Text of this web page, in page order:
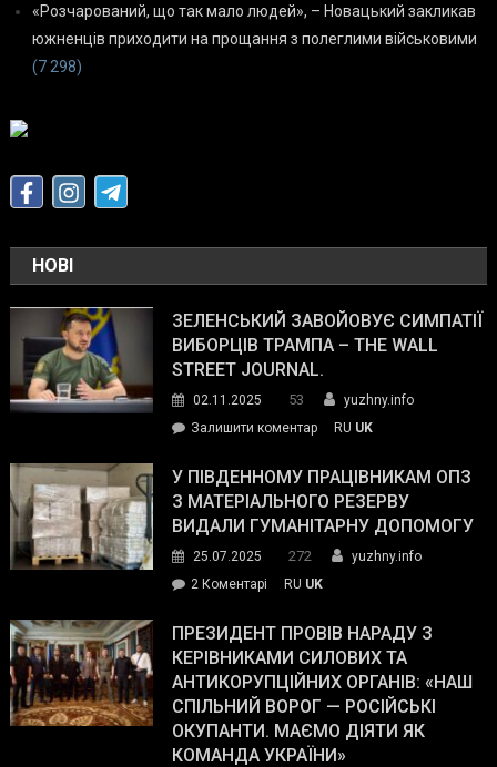
«Розчарований, що так мало людей», – Новацький закликав
южненців приходити на прощання з полеглими військовими
(7 298)
НОВІ
ЗЕЛЕНСЬКИЙ ЗАВОЙОВУЄ СИМПАТІЇ
ВИБОРЦІВ ТРАМПА – THE WALL
STREET JOURNAL.
02.11.2025 53
yuzhny.info
Залишити коментарon
завойовує
симпатії
виборців
The
Street
Journal.
RU UK
У ПІВДЕННОМУ ПРАЦІВНИКАМ ОПЗ
З МАТЕРІАЛЬНОГО РЕЗЕРВУ
ВИДАЛИ ГУМАНІТАРНУ ДОПОМОГУ
25.07.2025 272
yuzhny.info
2 Коментарі
Південному
працівникам
ОПЗ
з
матеріального
резерву
RU UK
ПРЕЗИДЕНТ ПРОВІВ НАРАДУ З
КЕРІВНИКАМИ СИЛОВИХ ТА
АНТИКОРУПЦІЙНИХ ОРГАНІВ: «НАШ
СПІЛЬНИЙ ВОРОГ — РОСІЙСЬКІ
ОКУПАНТИ. МАЄМО ДІЯТИ ЯК
КОМАНДА УКРАЇНИ»